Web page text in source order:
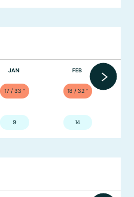
JAN
17 / 33 °
9
FEB
18 / 32 °
14